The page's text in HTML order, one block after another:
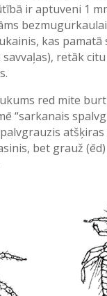
ir aptuveni 1
kas pamatā
retāk
red mite
“sarkanais
bet grauž